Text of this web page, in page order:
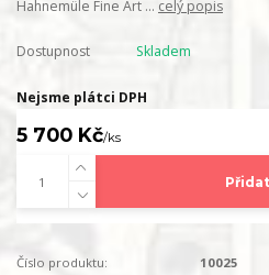
Hahnemüle Fine Art ... celý popis
Dostupnost Skladem
Nejsme plátci DPH
5 700 Kč/ks
Číslo produktu:
10025